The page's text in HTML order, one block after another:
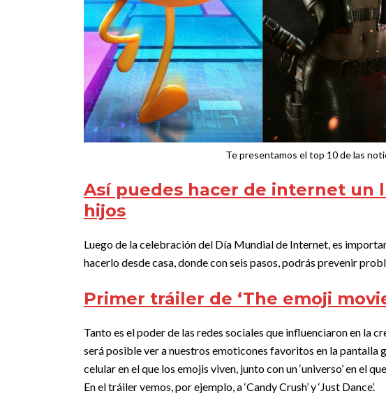
Te presentamos el top 10 de las
Así puedes hacer de internet un
hijos
Luego de la celebración del Día Mundial de Internet, es
hacerlo desde casa, donde con seis pasos, podrás prevenir
Primer tráiler de ‘The emoji
Tanto es el poder de las redes sociales que influenciaron en la
será posible ver a nuestros emoticones favoritos en la pantalla
celular en el que los emojis viven, junto con un ‘universo’ en el
En el tráiler vemos, por ejemplo, a ‘Candy Crush’ y ‘Just Dance’.